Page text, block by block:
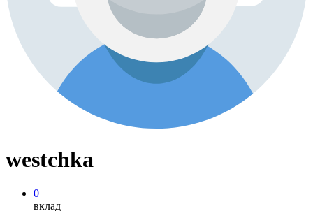
westchka
0
вклад